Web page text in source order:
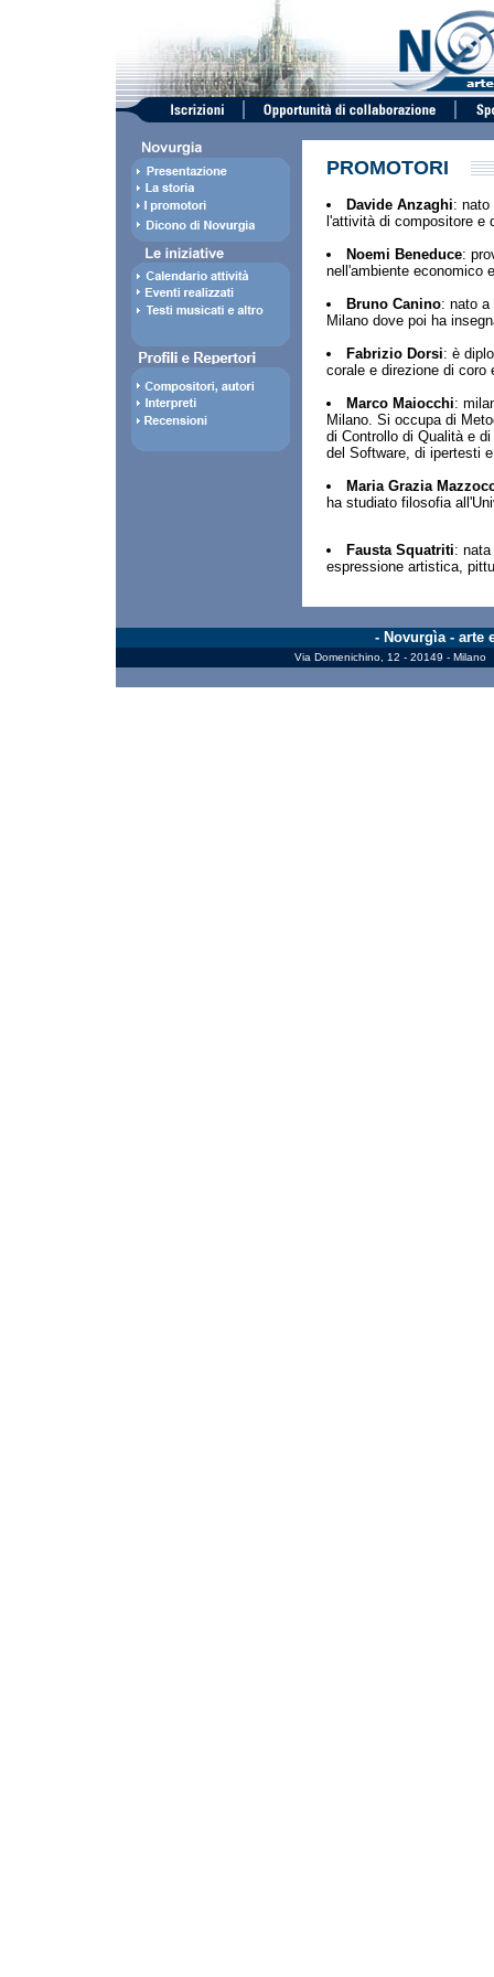
PROMOTORI
Davide Anzaghi: nato
l'attività di compositore e
Noemi Beneduce:
nell'ambiente economico
Bruno Canino: nato a
Milano dove poi ha
Fabrizio Dorsi: è
corale e direzione di coro
Marco Maiocchi:
Milano. Si occupa di
di Controllo di Qualità e
del Software, di ipertesti
Maria Grazia
ha studiato filosofia
Fausta Squatriti:
espressione artistica,
- Novurgìa - arte
Via Domenichino, 12 - 20149 -